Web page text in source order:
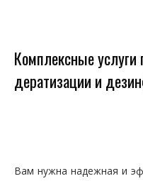
Комплексные услуги
дератизации и
Вам нужна надежная и